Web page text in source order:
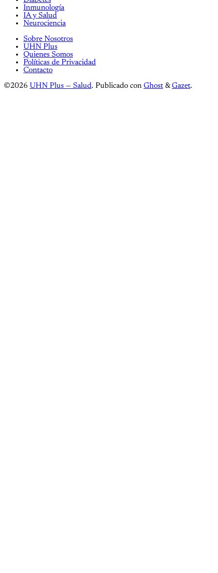
Inmunología
IA y Salud
Neurociencia
Sobre Nosotros
UHN Plus
Quienes Somos
Políticas de Privacidad
Contacto
©2026 UHN Plus — Salud. Publicado con Ghost &Gazet.